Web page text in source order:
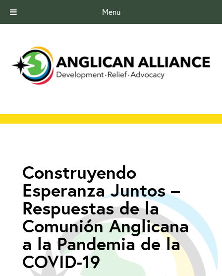
Menu
Construyendo
Esperanza Juntos –
Respuestas de la
Comunión Anglicana
a la Pandemia de la
COVID-19